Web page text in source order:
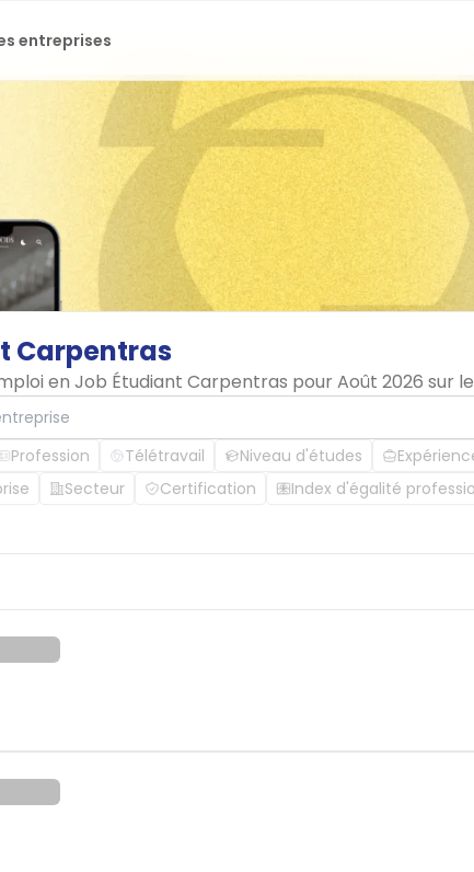
entreprises
Carpentras
en Job Étudiant Carpentras pour Août 2026 sur
Profession Télétravail Niveau d'études
Secteur Certification Index d'égalité